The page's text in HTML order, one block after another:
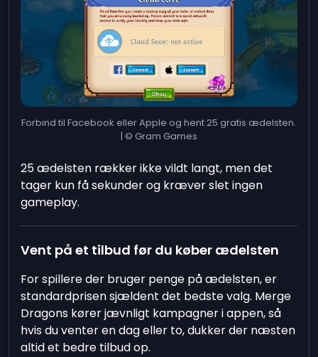
Forbind til Facebook eller Apple og hent 25 gratis ædelsten.
| © Gram Games
25 ædelsten rækker ikke vildt langt, men det
tager kun få sekunder og kræver slet ingen
gameplay.
Vent på et tilbud før du køber ædelsten
For spillere der bruger penge på ædelsten, er
standardprisen sjældent det bedste valg. Merge
Dragons kører jævnligt kampagner i appen, så
hvis du venter en dag eller to, dukker der næsten
altid et bedre tilbud op.